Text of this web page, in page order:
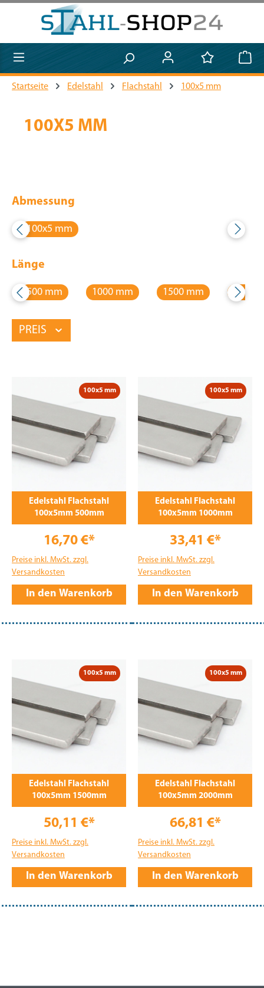
Zum Hauptinhalt springen
Startseite Edelstahl Flachstahl 100x5 mm
100X5 MM
Abmessung
100x5 mm
Länge
500 mm 1000 mm 1500 mm 2000
PREIS
100x5 mm
Edelstahl Flachstahl
100x5mm 500mm
16,70 €*
Preise inkl. MwSt. zzgl.
Versandkosten
In den Warenkorb
100x5 mm
Edelstahl Flachstahl
100x5mm 1000mm
33,41 €*
Preise inkl. MwSt. zzgl.
Versandkosten
In den Warenkorb
100x5 mm
Edelstahl Flachstahl
100x5mm 1500mm
50,11 €*
Preise inkl. MwSt. zzgl.
Versandkosten
In den Warenkorb
100x5 mm
Edelstahl Flachstahl
100x5mm 2000mm
66,81 €*
Preise inkl. MwSt. zzgl.
Versandkosten
In den Warenkorb